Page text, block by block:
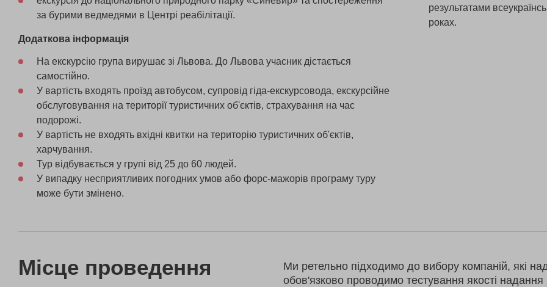
за бурими ведмедями в Центрі реабілітації.
Додаткова інформація
На екскурсію група вирушає зі Львова. До Львова учасник дістається
самостійно.
У вартість входять проїзд автобусом, супровід гіда-екскурсовода, екскурсійне
обслуговування на території туристичних об'єктів, страхування на час
подорожі.
У вартість не входять вхідні квитки на територію туристичних об'єктів,
харчування.
Тур відбувається у групі від 25 до 60 людей.
У випадку несприятливих погодних умов або форс-мажорів програму туру
може бути змінено.
результатами
роках.
Місце проведення
Ми ретельно підходимо до вибору компаній, які
обов'язково проводимо тестування якості надання